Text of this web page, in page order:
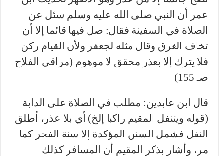
عمر أن النبي صلى الله عليه وسلم سئل عن
الصلاة في السفينة فقال: صل فيها قائما إلا أن
تخاف الغرق وقال مثله لجعفر ولأن القيام ركن
فلا يترك إلا بعذر محقق لا موهوم (مراقي الفلاح
صـ 155)
قال ابن عابدين: مطلب في الصلاة على الدابة
(قوله ويتنفل المقيم راكبا إلخ) أي بلا عذر، أطلق
النفل فشمل السنن المؤكدة إلا سنة الفجر كما
مر، وأشار بذكر المقيم أن المسافر كذلك